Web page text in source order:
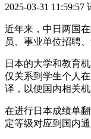
2025-03-31 11:59:57
近年来，中日两国
员、事业单位招聘
日本的大学和教育
仅关系到学生个人
译，以便国内相关
在进行日本成绩单
定等级对应到国内